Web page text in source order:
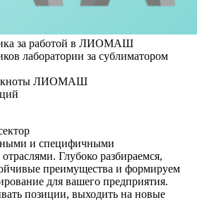
и специфичными
Глубоко разбираемся,
преимущества и формируем
для вашего предприятия.
позиции, выходить на новые